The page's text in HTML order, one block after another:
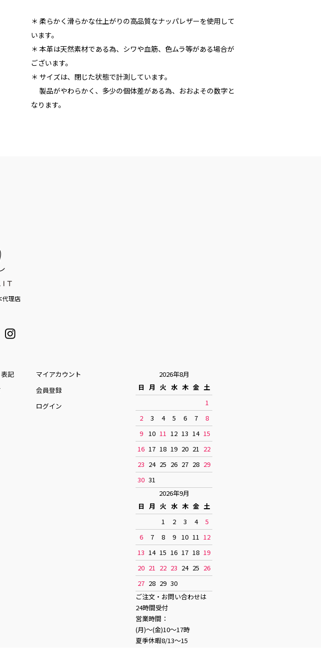
＊ 柔らかく滑らかな仕上がりの高品質なナッパレザーを使用して
います。
＊ 本革は天然素材である為、シワや血筋、色ムラ等がある場合が
ございます。
＊ サイズは、閉じた状態で計測しています。
製品がやわらかく、多少の個体差がある為、おおよその数字と
なります。
代理店
記
マイアカウント
会員登録
ログイン
2026年8月
日 月 火 水 木 金 土
1
2
3 4 5 6 7
8
9
10 11 12 13 14 15
16 17 18 19 20 21 22
23 24 25 26 27 28 29
30 31
2026年9月
日 月 火 水 木 金 土
1
2 3 4
5
6
7 8 9 10 11 12
13 14 15 16 17 18 19
20 21 22 23 24 25 26
27 28 29 30
ご注文・お問い合わせは
24時間受付
営業時間：
(月)〜(金)10〜17時
夏季休暇8/13〜15